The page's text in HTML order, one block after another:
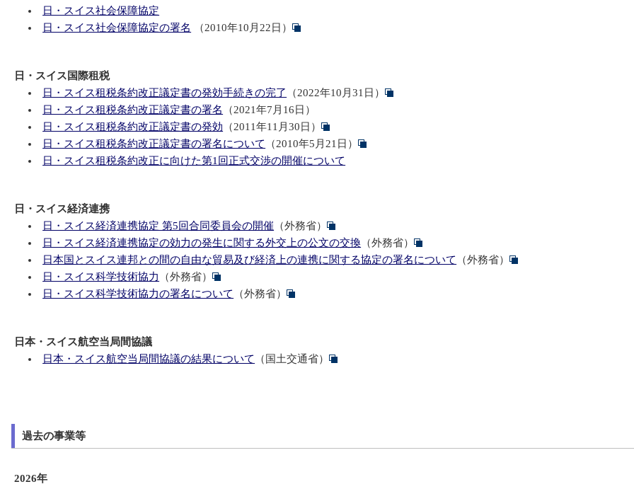
日・スイス社会保障協定
日・スイス社会保障協定の署名
（2010年10月22日）
日・スイス国際租税
日・スイス租税条約改正議定書の発効手続きの完了
（2022年10月31日）
日・スイス租税条約改正議定書の署名
（2021年7月16日）
日・スイス租税条約改正議定書の発効 （2011年11月30日）
日・スイス租税条約改正議定書の署名について
（2010年5月21日）
日・スイス租税条約改正に向けた第1回正式交渉の開催について
日・スイス経済連携
日・スイス経済連携協定 第5回合同委員会の開催 （外務省）
日・スイス経済連携協定の効力の発生に関する外交上の公文の交換 （外務省）
日本国とスイス連邦との間の自由な貿易及び経済上の連携に関する協定の署名について
（外務省）
日・スイス科学技術協力
（外務省）
日・スイス科学技術協力の署名について
（外務省）
日本・スイス航空当局間協議
日本・スイス航空当局間協議の結果について
（国土交通省）
過去の事業等
2026年